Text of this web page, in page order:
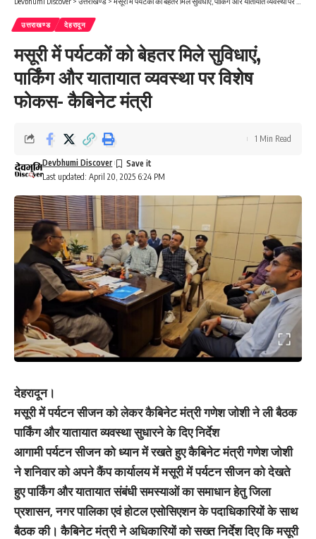
उत्तराखण्ड देहरादून
मसूरी में पर्यटकों को बेहतर मिले सुविधाएं,
पार्किंग और यातायात व्यवस्था पर विशेष
फोकस- कैबिनेट मंत्री
Last updated: April 20, 2025 6:24 PM
Devbhumi Discover
1 Min Read
देहरादून।
मसूरी में पर्यटन सीजन को लेकर कैबिनेट मंत्री गणेश जोशी ने ली बैठक
पार्किंग और यातायात व्यवस्था सुधारने के दिए निर्देश
आगामी पर्यटन सीजन को ध्यान में रखते हुए कैबिनेट मंत्री गणेश जोशी
ने शनिवार को अपने कैंप कार्यालय में मसूरी में पर्यटन सीजन को देखते
हुए पार्किंग और यातायात संबंधी समस्याओं का समाधान हेतु जिला
प्रशासन, नगर पालिका एवं होटल एसोसिएशन के पदाधिकारियों के साथ
बैठक की। कैबिनेट मंत्री ने अधिकारियों को सख्त निर्देश दिए कि मसूरी